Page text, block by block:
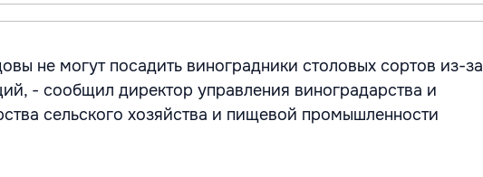
не могут посадить виноградники столовых сортов из-за
- сообщил директор управления виноградарства и
сельского хозяйства и пищевой промышленности